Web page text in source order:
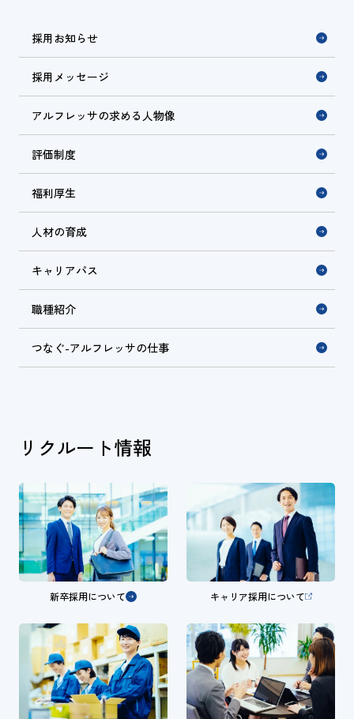
採用お知らせ
採用メッセージ
アルフレッサの求める人物像
評価制度
福利厚生
人材の育成
キャリアパス
職種紹介
つなぐ-アルフレッサの仕事
リクルート情報
新卒採用について キャリア採用について